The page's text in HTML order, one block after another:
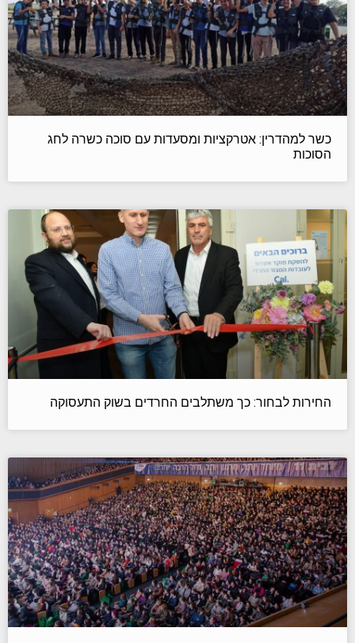
כשר למהדרין: אטרקציות ומסעדות עם סוכה כשרה לחג
הסוכות
החירות לבחור: כך משתלבים החרדים בשוק התעסוקה